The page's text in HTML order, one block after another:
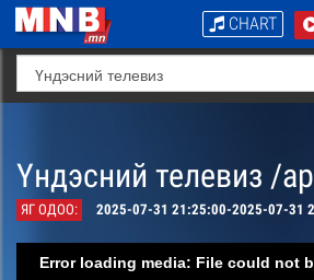
CHART
Үндэсний телевиз /
ЯГ ОДОО: 2025-07-31 21:25:00-2025-07-31
Error loading media: File could not